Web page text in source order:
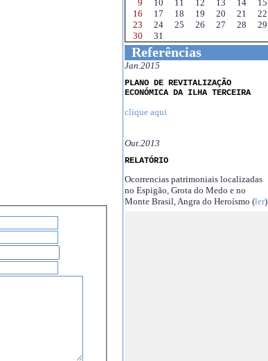
9
10 11 12 13 14
15
16
17 18 19 20 21
22
23
24 25 26 27 28
29
30
31
Referências
Jan.2015
PLANO DE REVITALIZAÇÃO
ECONÓMICA DA ILHA TERCEIRA
clique aqui
Out.2013
RELATÓRIO
Ocorrencias patrimoniais localizadas
no Espigão, Grota do Medo e no
Monte Brasil, Angra do Heroísmo (ler)